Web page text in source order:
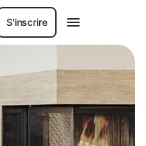
S'inscrire